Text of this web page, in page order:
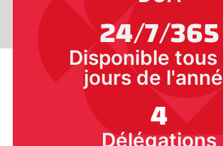
24/7/365
Disponible tous
jours de
4
Délégations